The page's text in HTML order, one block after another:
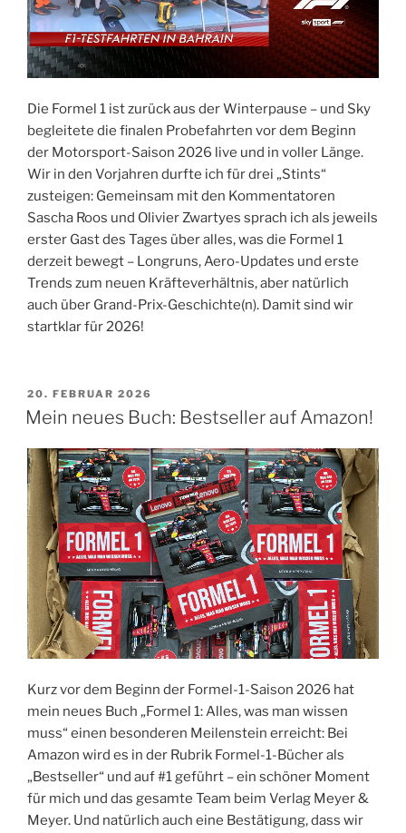
Die Formel 1 ist zurück aus der Winterpause – und Sky
begleitete die finalen Probefahrten vor dem Beginn
der Motorsport-Saison 2026 live und in voller Länge.
Wir in den Vorjahren durfte ich für drei „Stints“
zusteigen: Gemeinsam mit den Kommentatoren
Sascha Roos und Olivier Zwartyes sprach ich als jeweils
erster Gast des Tages über alles, was die Formel 1
derzeit bewegt – Longruns, Aero-Updates und erste
Trends zum neuen Kräfteverhältnis, aber natürlich
auch über Grand-Prix-Geschichte(n). Damit sind wir
startklar für 2026!
VERÖFFENTLICHT
AM
20. FEBRUAR 2026
Mein neues Buch: Bestseller auf Amazon!
Kurz vor dem Beginn der Formel-1-Saison 2026 hat
mein neues Buch „Formel 1: Alles, was man wissen
muss“ einen besonderen Meilenstein erreicht: Bei
Amazon wird es in der Rubrik Formel-1-Bücher als
„Bestseller“ und auf #1 geführt – ein schöner Moment
für mich und das gesamte Team beim Verlag Meyer &
Meyer. Und natürlich auch eine Bestätigung, dass wir